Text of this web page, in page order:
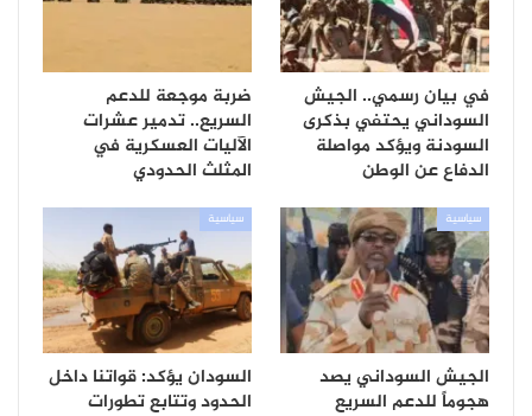
في بيان رسمي.. الجيش
السوداني يحتفي بذكرى
السودنة ويؤكد مواصلة
الدفاع عن الوطن
ضربة موجعة للدعم
السريع.. تدمير عشرات
الآليات العسكرية في
المثلث الحدودي
سياسية
الجيش السوداني يصد
هجوماً للدعم السريع
سياسية
السودان يؤكد: قواتنا داخل
الحدود وتتابع تطورات